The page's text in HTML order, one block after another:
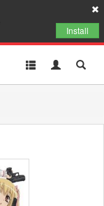
Install
Toggle
Toggle